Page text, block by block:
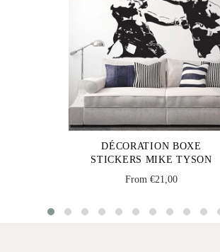
DÉCORATION BOXE
STICKERS MIKE TYSON
From €21,00